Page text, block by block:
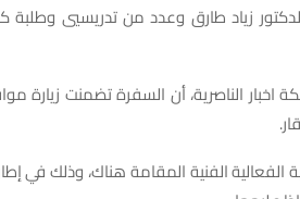
زياد طارق وعدد من تدريسيي وطلبة
الناصرية، أن السفرة تضمنت زيارة
الفنية المقامة هناك، وذلك في